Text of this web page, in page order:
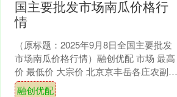
国主要批发市场南瓜价格行
情
（原标题：2025年9月8日全国主要批发
市场南瓜价格行情）融创优配 市场 最高
价 最低价 大宗价 北京京丰岳各庄农副产
品批发市场 5.00 2.40 2.80 ....
融创优配